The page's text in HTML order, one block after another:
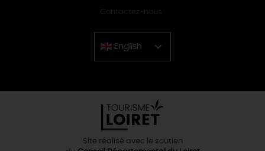
Contactez-nous
English
Chinese
Site réalisé avec le soutien